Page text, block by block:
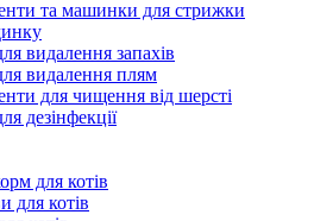
та машинки для стрижки
видалення запахів
видалення плям
для чищення від шерсті
дезінфекції
для котів
для котів